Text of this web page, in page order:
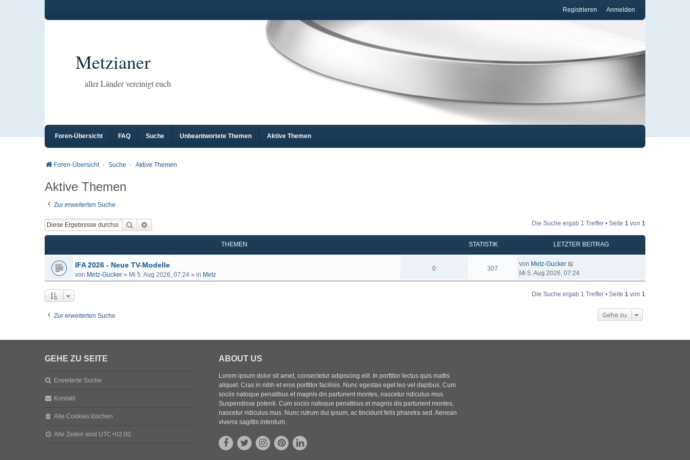
Anmelden
Registrieren
Metzianer
aller Länder vereinigt euch
Foren-Übersicht FAQ Suche Unbeantwortete Themen Aktive Themen
Foren-Übersicht Suche Aktive Themen
Aktive Themen
Zur erweiterten Suche
Suche Die Suche ergab 1 Treffer • Seite 1 von 1
THEMEN STATISTIK LETZTER BEITRAG
IFA 2026 - Neue TV-Modelle
von Metz-Gucker » Mi 5. Aug 2026, 07:24 » in Metz
0 307
von Metz-Gucker
Mi 5. Aug 2026, 07:24
Die Suche ergab 1 Treffer • Seite 1 von 1
Zur erweiterten Suche Gehe zu
GEHE ZU SEITE
Erweiterte Suche
Kontakt
Alle Cookies löschen
Alle Zeiten sind UTC+02:00
ABOUT US
Lorem ipsum dolor sit amet, consectetur adipiscing elit. In porttitor lectus quis mattis
aliquet. Cras in nibh et eros porttitor facilisis. Nunc egestas eget leo vel dapibus. Cum
sociis natoque penatibus et magnis dis parturient montes, nascetur ridiculus mus.
Suspendisse potenti. Cum sociis natoque penatibus et magnis dis parturient montes,
nascetur ridiculus mus. Nunc rutrum dui ipsum, ac tincidunt felis pharetra sed. Aenean
viverra sagittis interdum.